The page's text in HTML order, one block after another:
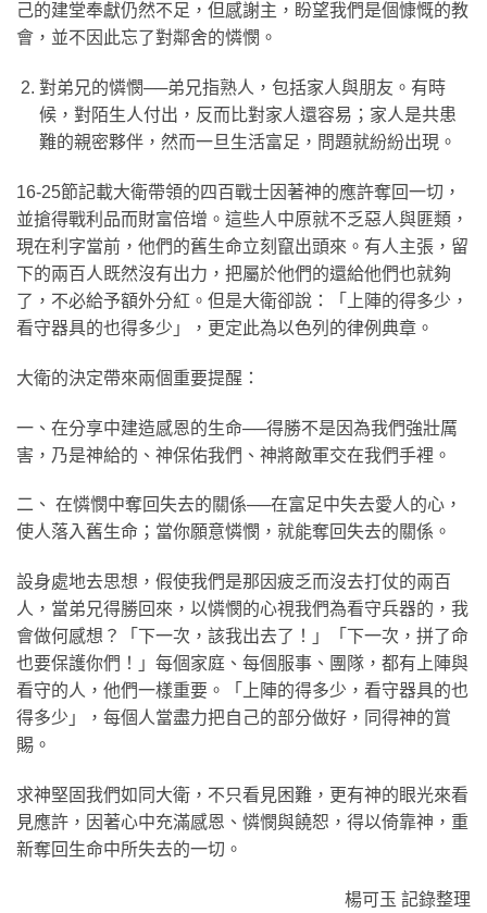
己的建堂奉獻仍然不足，但感謝主，盼望我們是個慷慨的教
會，並不因此忘了對鄰舍的憐憫。
對弟兄的憐憫──弟兄指熟人，包括家人與朋友。有時
候，對陌生人付出，反而比對家人還容易；家人是共患
難的親密夥伴，然而一旦生活富足，問題就紛紛出現。
16-25節記載大衛帶領的四百戰士因著神的應許奪回一切，
並搶得戰利品而財富倍增。這些人中原就不乏惡人與匪類，
現在利字當前，他們的舊生命立刻竄出頭來。有人主張，留
下的兩百人既然沒有出力，把屬於他們的還給他們也就夠
了，不必給予額外分紅。但是大衛卻說：「上陣的得多少，
看守器具的也得多少」，更定此為以色列的律例典章。
大衛的決定帶來兩個重要提醒：
一、在分享中建造感恩的生命──得勝不是因為我們強壯厲
害，乃是神給的、神保佑我們、神將敵軍交在我們手裡。
二、 在憐憫中奪回失去的關係──在富足中失去愛人的心，
使人落入舊生命；當你願意憐憫，就能奪回失去的關係。
設身處地去思想，假使我們是那因疲乏而沒去打仗的兩百
人，當弟兄得勝回來，以憐憫的心視我們為看守兵器的，我
會做何感想？「下一次，該我出去了！」「下一次，拼了命
也要保護你們！」每個家庭、每個服事、團隊，都有上陣與
看守的人，他們一樣重要。「上陣的得多少，看守器具的也
得多少」，每個人當盡力把自己的部分做好，同得神的賞
賜。
求神堅固我們如同大衛，不只看見困難，更有神的眼光來看
見應許，因著心中充滿感恩、憐憫與饒恕，得以倚靠神，重
新奪回生命中所失去的一切。
楊可玉 記錄整理